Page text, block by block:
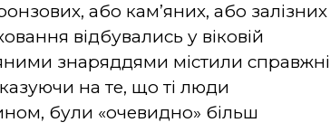
або кам’яних, або залізних
відбувались у віковій
знаряддями містили справжні
на те, що ті люди
були «очевидно» більш